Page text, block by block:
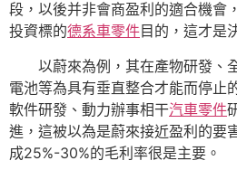
段，以後并非會商盈利的適合機會
投資標的德系車零件目的，這才是
以蔚來為例，其在產物研發、
電池等為具有垂直整合才能而停止
軟件研發、動力辦事相干汽車零件
進，這被以為是蔚來接近盈利的要
成25%-30%的毛利率很是主要。